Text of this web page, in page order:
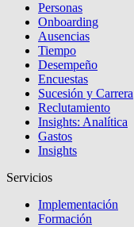
Personas
Onboarding
Ausencias
Tiempo
Desempeño
Encuestas
Sucesión y Carrera
Reclutamiento
Insights: Analítica
Gastos
Insights
Servicios
Implementación
Formación